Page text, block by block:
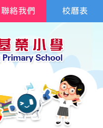
校曆表
聯絡我們